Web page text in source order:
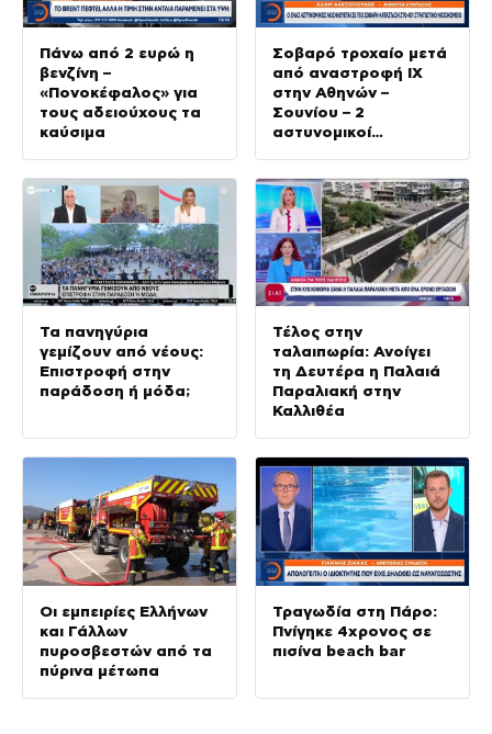
Πάνω από 2 ευρώ η
βενζίνη –
«Πονοκέφαλος» για
τους αδειούχους τα
καύσιμα
Σοβαρό τροχαίο μετά
από αναστροφή ΙΧ
στην Αθηνών –
Σουνίου – 2
αστυνομικοί
Τα πανηγύρια
γεμίζουν από νέους:
Επιστροφή στην
παράδοση ή μόδα;
Τέλος στην
ταλαιπωρία: Ανοίγει
τη Δευτέρα η Παλαιά
Παραλιακή στην
Καλλιθέα
Οι εμπειρίες Ελλήνων
και Γάλλων
πυροσβεστών από τα
πύρινα μέτωπα
Τραγωδία στη Πάρο:
Πνίγηκε 4χρονος σε
πισίνα beach bar